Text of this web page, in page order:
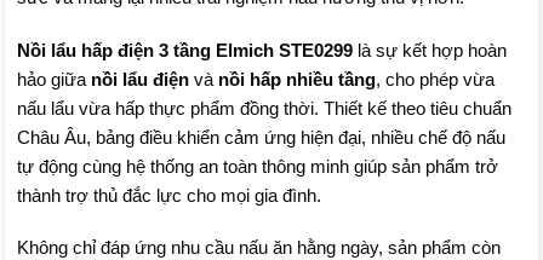
Nồi lẩu hấp điện 3 tầng Elmich STE0299là sự kết hợp hoàn
hảo giữa nồi lẩu điệnvà nồi hấp nhiều tầng, cho phép vừa
nấu lẩu vừa hấp thực phẩm đồng thời. Thiết kế theo tiêu chuẩn
Châu Âu, bảng điều khiển cảm ứng hiện đại, nhiều chế độ nấu
tự động cùng hệ thống an toàn thông minh giúp sản phẩm trở
thành trợ thủ đắc lực cho mọi gia đình.
Không chỉ đáp ứng nhu cầu nấu ăn hằng ngày, sản phẩm còn